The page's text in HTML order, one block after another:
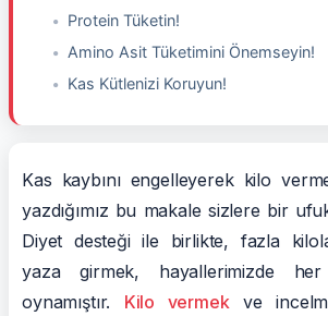
Protein Tüketin!
Amino Asit Tüketimini Önemseyin!
Kas Kütlenizi Koruyun!
Kas kaybını engelleyerek kilo
yazdığımız bu makale sizlere bir
Diyet desteği ile birlikte, fazla
yaza girmek, hayallerimizde
oynamıştır. Kilo vermekve